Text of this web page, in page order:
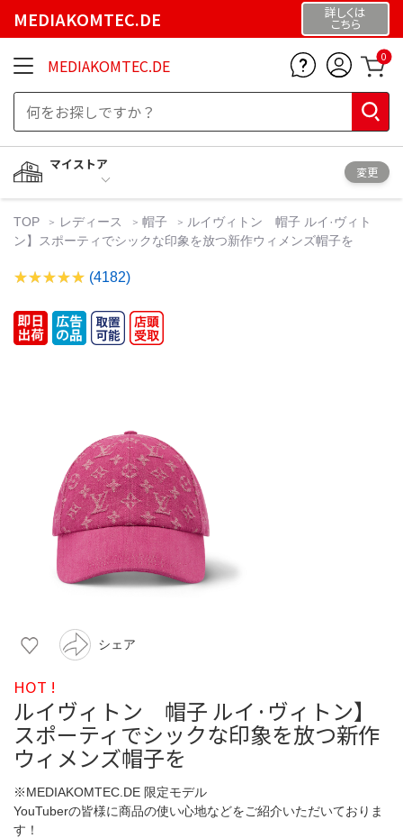
MEDIAKOMTEC.DE 詳しくは
こちら
MEDIAKOMTEC.DE 0
マイストア
変更
TOP レディース 帽子
ルイヴィトン 帽子 ルイ·ヴィト
ン】スポーティでシックな印象を放つ新作ウィメンズ帽子を
(4182)
シェア
HOT !
ルイヴィトン 帽子 ルイ·ヴィトン】
スポーティでシックな印象を放つ新作
ウィメンズ帽子を
※MEDIAKOMTEC.DE 限定モデル
YouTuberの皆様に商品の使い心地などをご紹介いただいておりま
す！